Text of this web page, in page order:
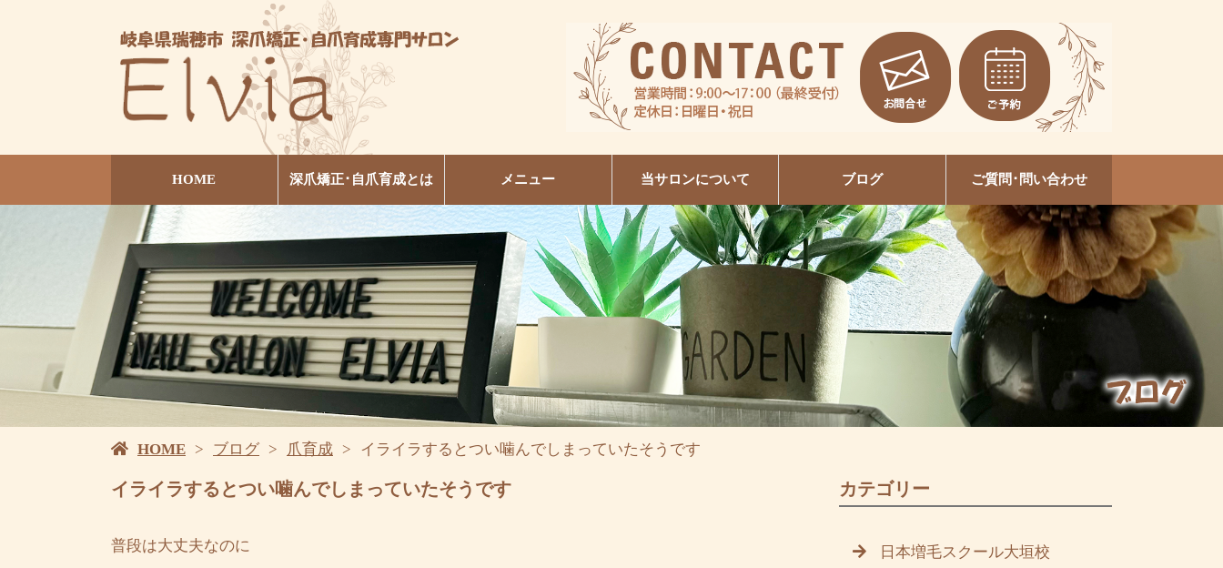
HOME 深爪矯正･自爪育成とは メニュー 当サロンについて ブログ
日本増毛スクール大垣校
ネイルデザイン
REVI陶肌トリートメント
爪育成
美容整体
セルフホワイトニング
ルビケイトセミナー
ご質問･問い合わせ
HOME ブログ 爪育成 イライラするとつい噛んでしまっていたそうです
イライラするとつい噛んでしまっていたそうです
普段は大丈夫なのに
カテゴリー
日本増毛スクール大垣校